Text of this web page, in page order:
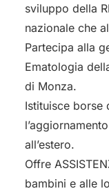
sviluppo della
nazionale che
Partecipa alla
Ematologia
di Monza.
Istituisce borse
all’estero.
Offre
bambini e alle